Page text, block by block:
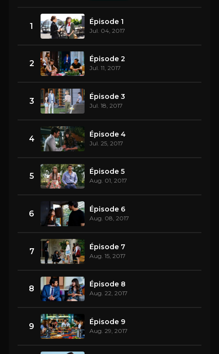
1 Épisode 1
Jul. 04, 2017
2 Épisode 2
Jul. 11, 2017
3 Épisode 3
Jul. 18, 2017
4 Épisode 4
Jul. 25, 2017
5 Épisode 5
Aug. 01, 2017
6 Épisode 6
Aug. 08, 2017
7 Épisode 7
Aug. 15, 2017
8 Épisode 8
Aug. 22, 2017
9 Épisode 9
Aug. 29, 2017